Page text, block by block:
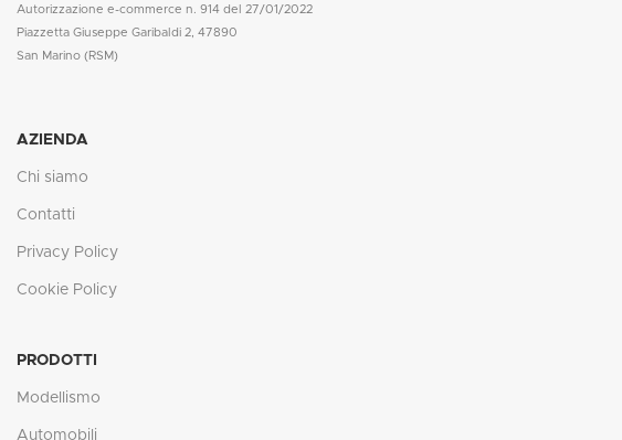
Autorizzazione e-commerce n. 914 del 27/01/2022
Piazzetta Giuseppe Garibaldi 2, 47890
San Marino (RSM)
AZIENDA
Chi siamo
Contatti
Privacy Policy
Cookie Policy
PRODOTTI
Modellismo
Automobili